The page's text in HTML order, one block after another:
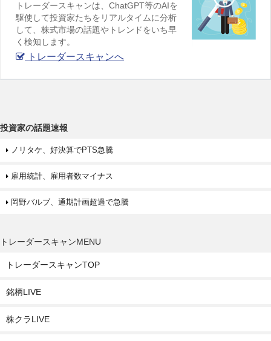
トレーダースキャンは、ChatGPT等のAIを
駆使して投資家たちをリアルタイムに分析
して、株式市場の話題やトレンドをいち早
く検知します。
トレーダースキャンへ
投資家の話題速報
ノリタケ、好決算でPTS急騰
雇用統計、雇用者数マイナス
岡野バルブ、通期計画超過で急騰
トレーダースキャンMENU
トレーダースキャンTOP
銘柄LIVE
株クラLIVE